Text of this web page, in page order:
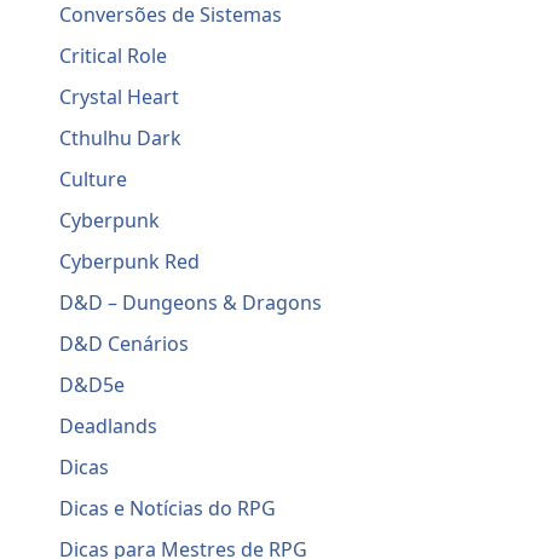
Conversões de Sistemas
Critical Role
Crystal Heart
Cthulhu Dark
Culture
Cyberpunk
Cyberpunk Red
D&D – Dungeons & Dragons
D&D Cenários
D&D5e
Deadlands
Dicas
Dicas e Notícias do RPG
Dicas para Mestres de RPG